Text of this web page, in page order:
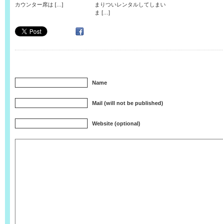
カウンター席は […]
まりついレンタルしてしまい
ま […]
Name
Mail (will not be published)
Website (optional)